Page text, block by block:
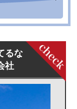
るな
社